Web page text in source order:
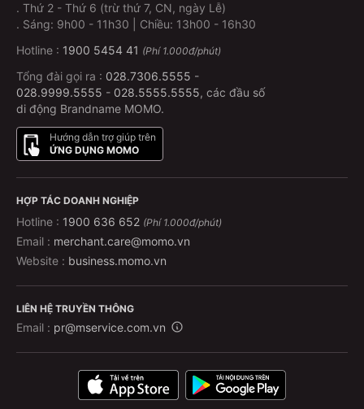
. Thứ 2 - Thứ 6 (trừ thứ 7, CN, ngày Lễ)
. Sáng: 9h00 - 11h30 | Chiều: 13h00 - 16h30
Hotline : 1900 5454 41 (Phí 1.000đ/phút)
Tổng đài gọi ra : 028.7306.5555 -
028.9999.5555 - 028.5555.5555, các đầu số
di động Brandname MOMO.
Hướng dẫn trợ giúp trên
ỨNG DỤNG MOMO
HỢP TÁC DOANH NGHIỆP
Hotline : 1900 636 652 (Phí 1.000đ/phút)
Email : merchant.care@momo.vn
Website : business.momo.vn
LIÊN HỆ TRUYỀN THÔNG
Email : pr@mservice.com.vn